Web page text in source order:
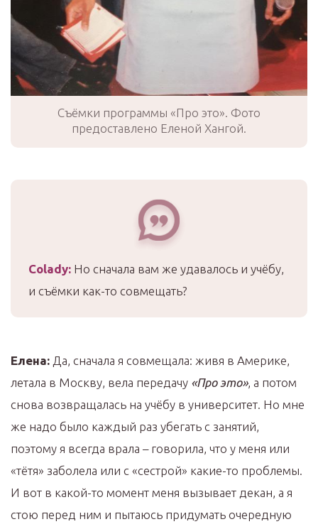
Съёмки программы «Про это». Фото
предоставлено Еленой Хангой.
Colady: Но сначала вам же удавалось и учёбу,
и съёмки как-то совмещать?
Елена: Да, сначала я совмещала: живя в Америке,
летала в Москву, вела передачу «Про это», а потом
снова возвращалась на учёбу в университет. Но мне
же надо было каждый раз убегать с занятий,
поэтому я всегда врала – говорила, что у меня или
«тётя» заболела или с «сестрой» какие-то проблемы.
И вот в какой-то момент меня вызывает декан, а я
стою перед ним и пытаюсь придумать очередную